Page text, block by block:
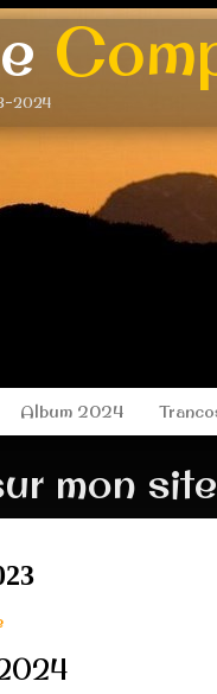
2024
Album 2024
mon site